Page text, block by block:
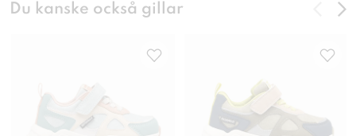
Du kanske också gillar